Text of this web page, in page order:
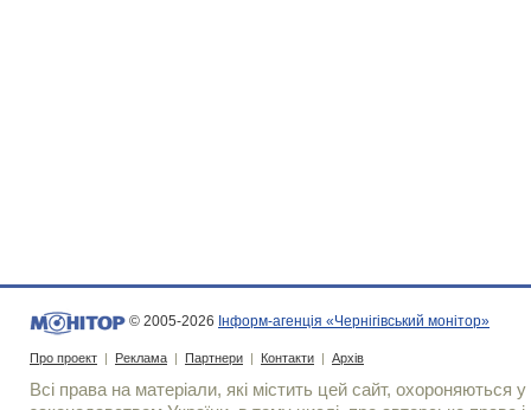
© 2005-2026 Інформ-агенція «Чернігівський монітор»
Про проект | Реклама | Партнери | Контакти | Архів
Всі права на матеріали, які містить цей сайт, охороняються у